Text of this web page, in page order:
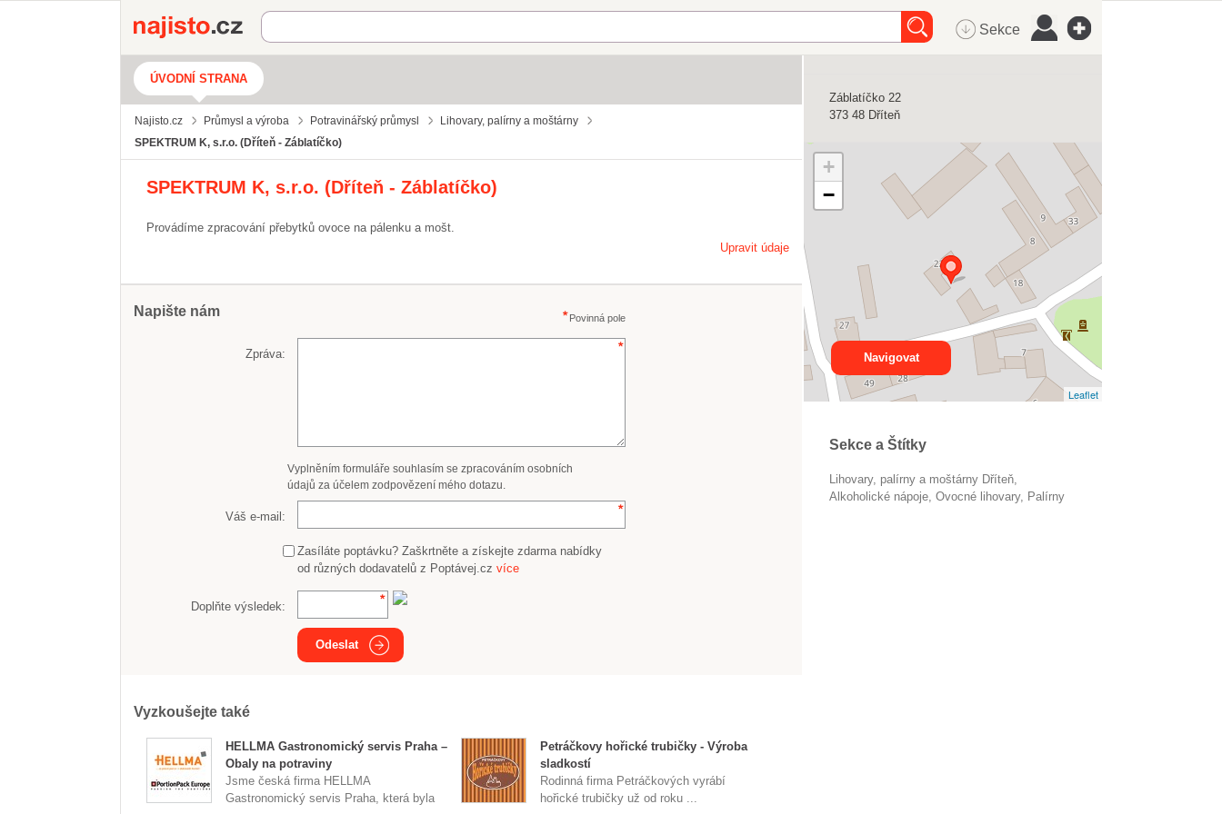
Najisto.cz Sekce
ÚVODNÍ STRANA
Najisto.cz Průmysl a výroba Potravinářský průmysl
Lihovary, palírny a moštárny
SPEKTRUM K, s.r.o. (Dříteň - Záblatíčko)
SPEKTRUM K, s.r.o. (Dříteň - Záblatíčko)
Provádíme zpracování přebytků ovoce na pálenku a mošt.
Upravit údaje
Napište nám Povinná pole
Zpráva:
Vyplněním formuláře souhlasím se zpracováním osobních
údajů za účelem zodpovězení mého dotazu.
Váš e-mail:
Zasíláte poptávku? Zaškrtněte a získejte zdarma nabídky
od různých dodavatelů z Poptávej.cz více
Doplňte výsledek:
Odeslat
Vyzkoušejte také
HELLMA Gastronomický servis Praha –
Obaly na potraviny
Jsme česká firma HELLMA
Gastronomický servis Praha, která byla
Petráčkovy hořické trubičky - Výroba
sladkostí
Rodinná firma Petráčkových vyrábí
hořické trubičky už od roku ...
Záblatíčko 22
373 48 Dříteň
+
−
Leaflet
Navigovat
Sekce a Štítky
Lihovary, palírny a moštárny Dříteň
alkoholické nápoje
ovocné lihovary palírny